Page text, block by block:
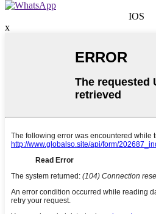
IOS
x